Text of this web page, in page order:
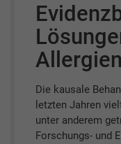
Allergien
Die kausale
letzten Jahren
unter anderem
Forschungs- und